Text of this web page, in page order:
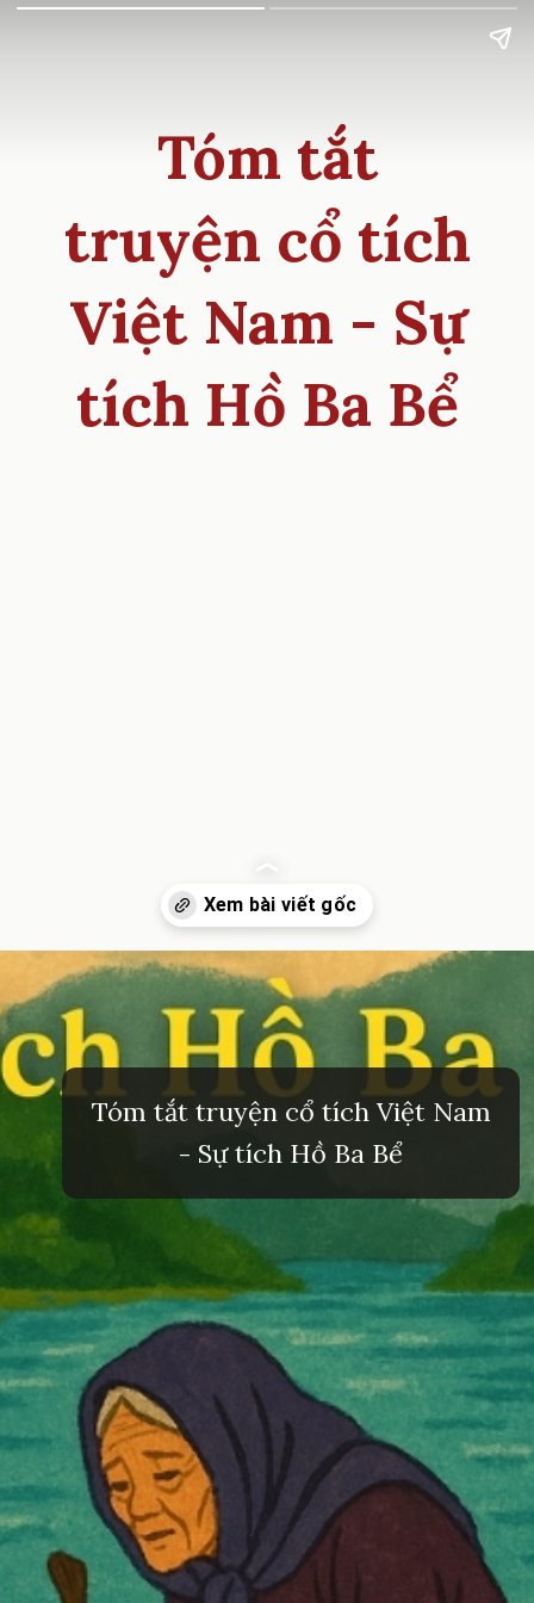
Tóm tắt
truyện cổ tích
Việt Nam - Sự
tích Hồ Ba Bể
Đang mở https://inminhkhoi.com/su-tich-ho-ba-be
Tóm tắt truyện cổ tích Việt Nam
- Sự tích Hồ Ba Bể